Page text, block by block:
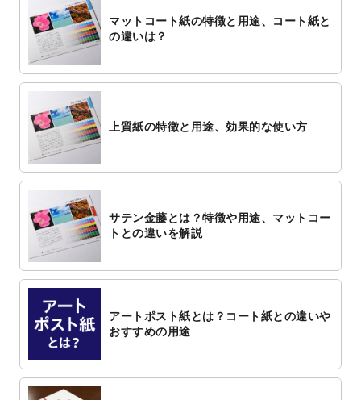
マットコート紙の特徴と用途、コート紙と
の違いは？
上質紙の特徴と用途、効果的な使い方
サテン金藤とは？特徴や用途、マットコー
トとの違いを解説
アートポスト紙とは？コート紙との違いや
おすすめの用途